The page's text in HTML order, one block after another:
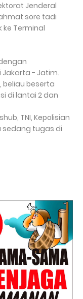
Jenderal
sore tadi
ke Terminal
- Jatim.
beliau beserta
di lantai 2 dan
TNI, Kepolisian
sedang tugas di